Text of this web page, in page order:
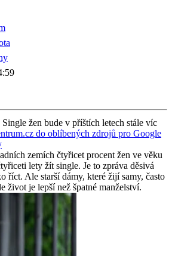
žen bude v příštích letech stále víc
do oblíbených zdrojů pro Google
zemích čtyřicet procent žen ve věku
lety žít single. Je to zpráva děsivá
říct. Ale starší dámy, které žijí samy, často
život je lepší než špatné manželství.